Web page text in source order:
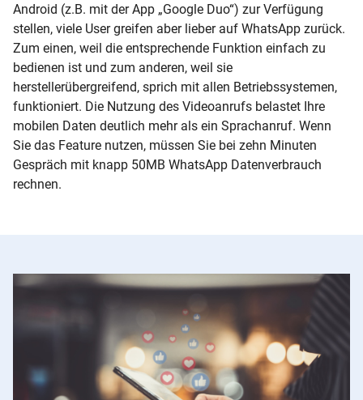
Android (z.B. mit der App „Google Duo“) zur Verfügung
stellen, viele User greifen aber lieber auf WhatsApp zurück.
Zum einen, weil die entsprechende Funktion einfach zu
bedienen ist und zum anderen, weil sie
herstellerübergreifend, sprich mit allen Betriebssystemen,
funktioniert. Die Nutzung des Videoanrufs belastet Ihre
mobilen Daten deutlich mehr als ein Sprachanruf. Wenn
Sie das Feature nutzen, müssen Sie bei zehn Minuten
Gespräch mit knapp 50MB WhatsApp Datenverbrauch
rechnen.